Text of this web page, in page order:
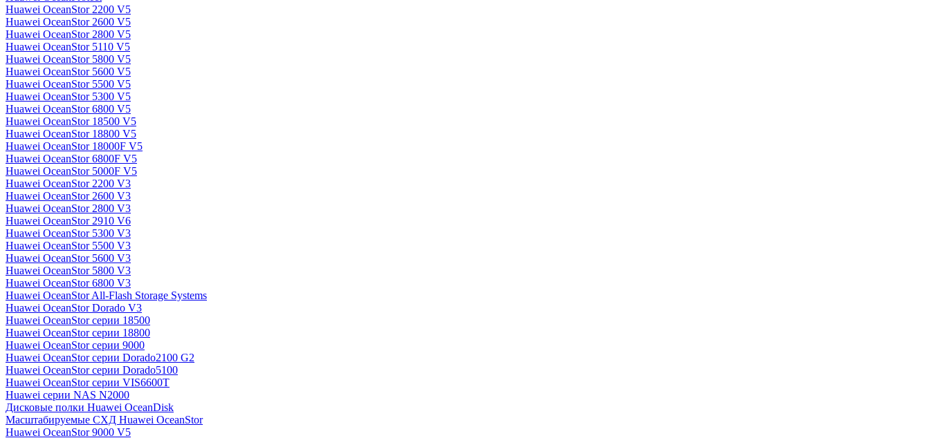
Huawei OceanStor 2200 V5
Huawei OceanStor 2600 V5
Huawei OceanStor 2800 V5
Huawei OceanStor 5110 V5
Huawei OceanStor 5800 V5
Huawei OceanStor 5600 V5
Huawei OceanStor 5500 V5
Huawei OceanStor 5300 V5
Huawei OceanStor 6800 V5
Huawei OceanStor 18500 V5
Huawei OceanStor 18800 V5
Huawei OceanStor 18000F V5
Huawei OceanStor 6800F V5
Huawei OceanStor 5000F V5
Huawei OceanStor 2200 V3
Huawei OceanStor 2600 V3
Huawei OceanStor 2800 V3
Huawei OceanStor 2910 V6
Huawei OceanStor 5300 V3
Huawei OceanStor 5500 V3
Huawei OceanStor 5600 V3
Huawei OceanStor 5800 V3
Huawei OceanStor 6800 V3
Huawei OceanStor All-Flash Storage Systems
Huawei OceanStor Dorado V3
Huawei OceanStor серии 18500
Huawei OceanStor серии 18800
Huawei OceanStor серии 9000
Huawei OceanStor серии Dorado2100 G2
Huawei OceanStor серии Dorado5100
Huawei OceanStor серии VIS6600T
Huawei серии NAS N2000
Дисковые полки Huawei OceanDisk
Масштабируемые СХД Huawei OceanStor
Huawei OceanStor 9000 V5